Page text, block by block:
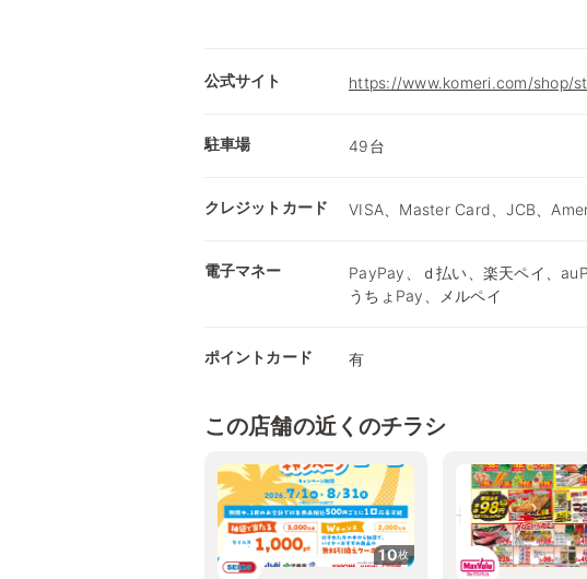
公式サイト https://www.komeri.com/shop/
駐車場 49台
クレジットカード VISA、Master Card、JCB、
電子マネー
PayPay、ｄ払い、楽天ペイ、
うちょPay、メルペイ
ポイントカード 有
この店舗の近くのチラシ
10枚